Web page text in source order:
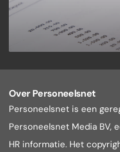
Over Personeelsnet
Personeelsnet is een
Personeelsnet Media BV,
HR informatie. Het